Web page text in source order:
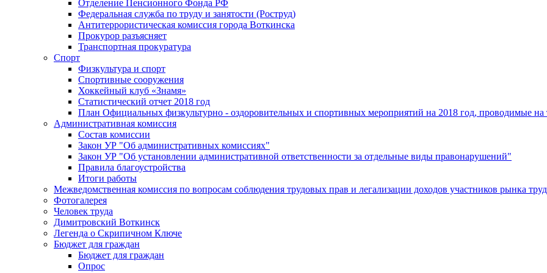
Отделение Пенсионного Фонда РФ
Федеральная служба по труду и занятости (Роструд)
Антитеррористическая комиссия города Воткинска
Прокурор разъясняет
Транспортная прокуратура
Спорт
Физкультура и спорт
Спортивные сооружения
Хоккейный клуб «Знамя»
Статистический отчет 2018 год
План Официальных физкультурно - оздоровительных и спортивных мероприятий на 2018 год, проводимые
Административная комиссия
Состав комиссии
Закон УР "Об административных комиссиях"
Закон УР "Об установлении административной ответственности за отдельные виды правонарушений"
Правила благоустройства
Итоги работы
Межведомственная комиссия по вопросам соблюдения трудовых прав и легализации доходов участников рынка
Фотогалерея
Человек труда
Димитровский Воткинск
Легенда о Скрипичном Ключе
Бюджет для граждан
Бюджет для граждан
Опрос